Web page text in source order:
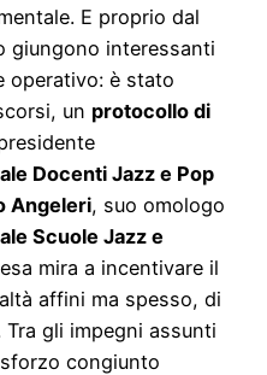
E proprio dal
giungono interessanti
operativo: è stato
un protocollo di
Docenti Jazz e Pop
Angeleri, suo omologo
Scuole Jazz e
mira a incentivare il
affini ma spesso, di
gli impegni assunti
congiunto